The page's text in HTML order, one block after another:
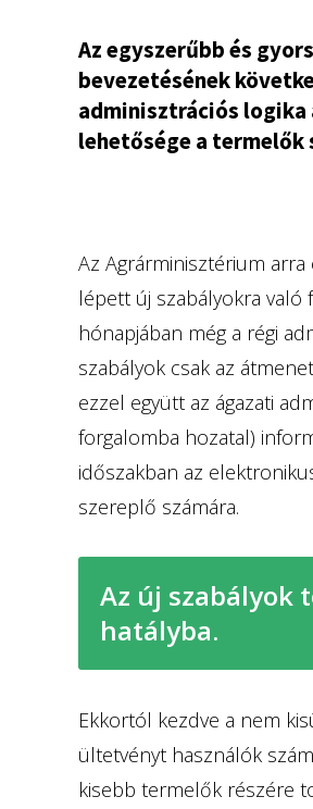
Az egyszerűbb és
bevezetésének
adminisztrációs logika
lehetősége a termelők
Az Agrárminisztérium
lépett új szabályokra való
hónapjában még a régi
szabályok csak az
ezzel együtt az ágazati
forgalomba hozatal)
időszakban az
szereplő számára.
Az új szabályok
hatályba.
Ekkortól kezdve a nem
ültetvényt használók
kisebb termelők részére